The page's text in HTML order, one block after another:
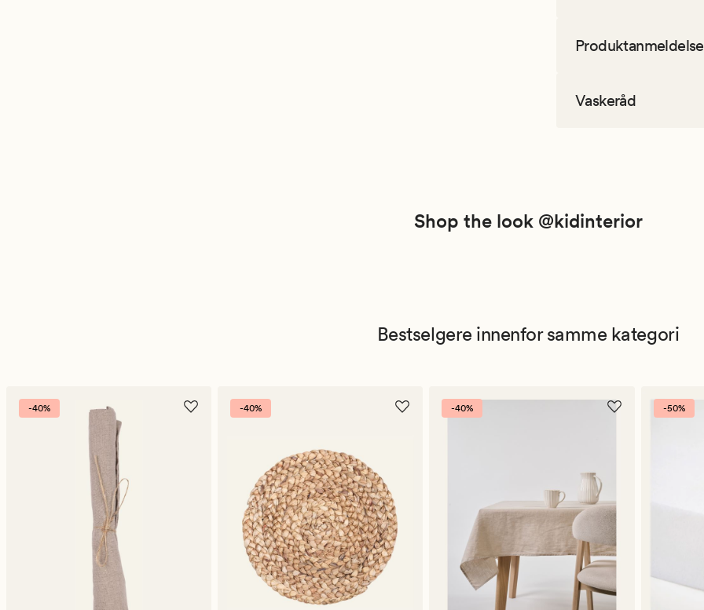
Vaskeråd
Shop the look @kidinterior
Bestselgere innenfor samme kategori
-40% -40% -40% -50%